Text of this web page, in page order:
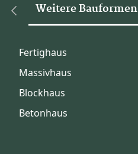
Weitere Bauformen
Fertighaus
Massivhaus
Blockhaus
Betonhaus